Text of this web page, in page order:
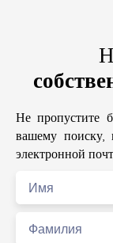
Не пропустите
вашему поиску,
электронной
Имя
Фамилия